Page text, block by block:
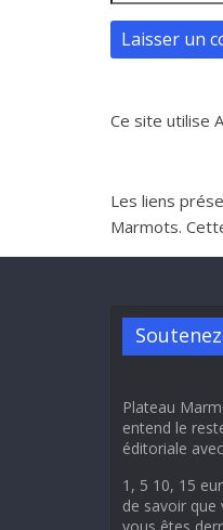
Ce site utilise
Les liens
Marmots.
Plateau
entend le
éditoriale
1, 5 10, 15
de savoir
vous êtes